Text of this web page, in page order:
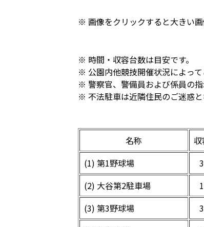
※ 画像をクリックすると大きい画
※ 時間・収容台数は目安です。
※ 公園内他競技開催状況によって
※ 警察官、警備員および係員の指
※ 不法駐車は近隣住民のご迷惑
名称
(1) 第1野球場
(2) 大谷第2駐車場
(3) 第3野球場